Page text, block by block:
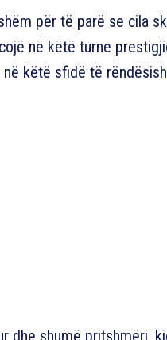
për të parë se cila
në këtë turne
këtë sfidë të
dhe shumë pritshmëri,